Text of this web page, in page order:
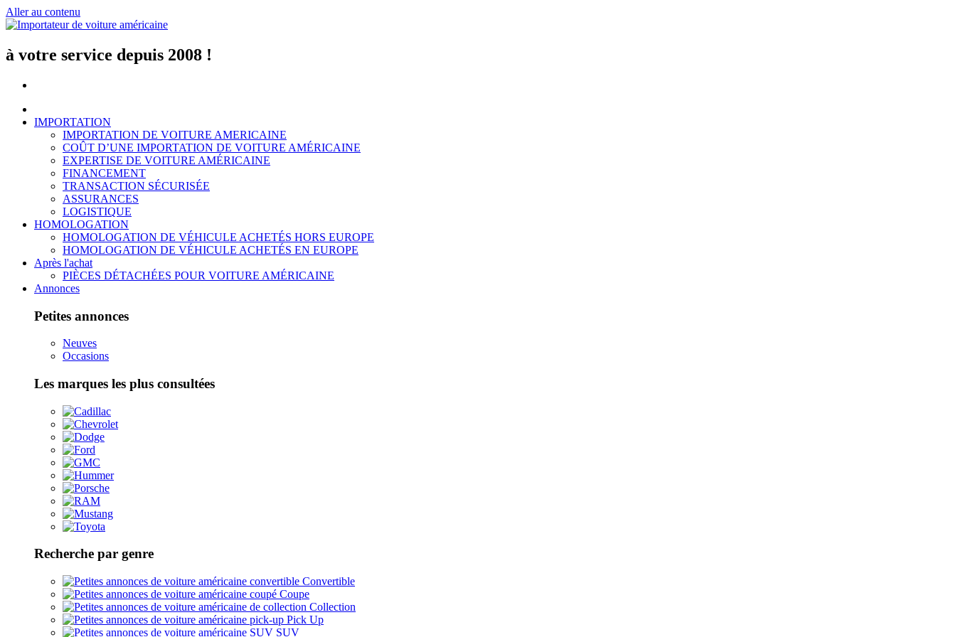
Aller au contenu
à votre service depuis 2008 !
IMPORTATION
IMPORTATION DE VOITURE AMERICAINE
COÛT D’UNE IMPORTATION DE VOITURE AMÉRICAINE
EXPERTISE DE VOITURE AMÉRICAINE
FINANCEMENT
TRANSACTION SÉCURISÉE
ASSURANCES
LOGISTIQUE
HOMOLOGATION
HOMOLOGATION DE VÉHICULE ACHETÉS HORS EUROPE
HOMOLOGATION DE VÉHICULE ACHETÉS EN EUROPE
Après l'achat
PIÈCES DÉTACHÉES POUR VOITURE AMÉRICAINE
Annonces
Petites annonces
Neuves
Occasions
Les marques les plus consultées
Recherche par genre
Convertible
Coupe
Collection
Pick Up
SUV